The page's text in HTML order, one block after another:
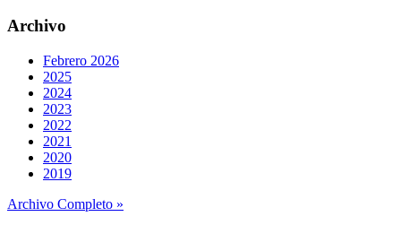
Archivo
Febrero 2026
2025
2024
2023
2022
2021
2020
2019
Archivo Completo »